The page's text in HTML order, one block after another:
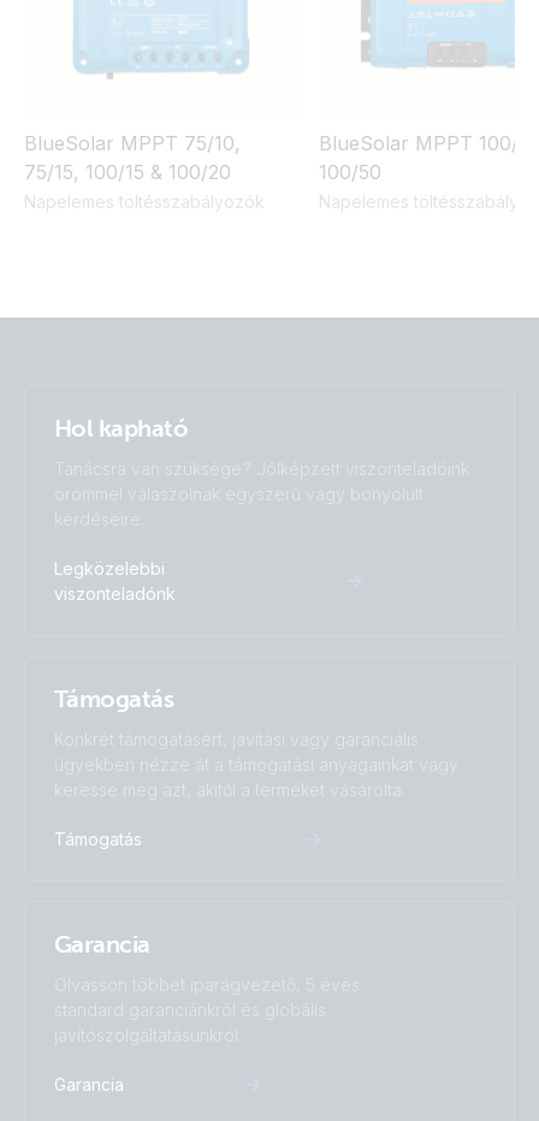
BlueSolar MPPT 75/10,
75/15, 100/15 & 100/20
Napelemes töltésszabályozók
BlueSolar MPPT 100/
100/50
Napelemes
Hol kapható
Tanácsra van szüksége? Jólképzett viszonteladóink
örömmel válaszolnak egyszerű vagy bonyolult
kérdéseire.
Legközelebbi
viszonteladónk
Támogatás
Konkrét támogatásért, javítási vagy garanciális
ügyekben nézze át a támogatási anyagainkat vagy
keresse meg azt, akitől a terméket vásárolta.
Támogatás
Garancia
Olvasson többet iparágvezető, 5 éves
standard garanciánkról és globális
javítószolgáltatásunkról.
Garancia